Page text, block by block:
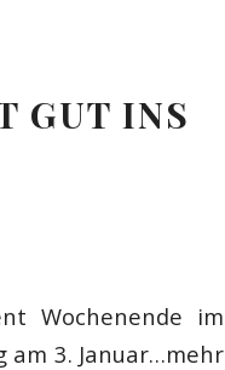
GUT INS
Wochenende im
am 3. Januar…mehr